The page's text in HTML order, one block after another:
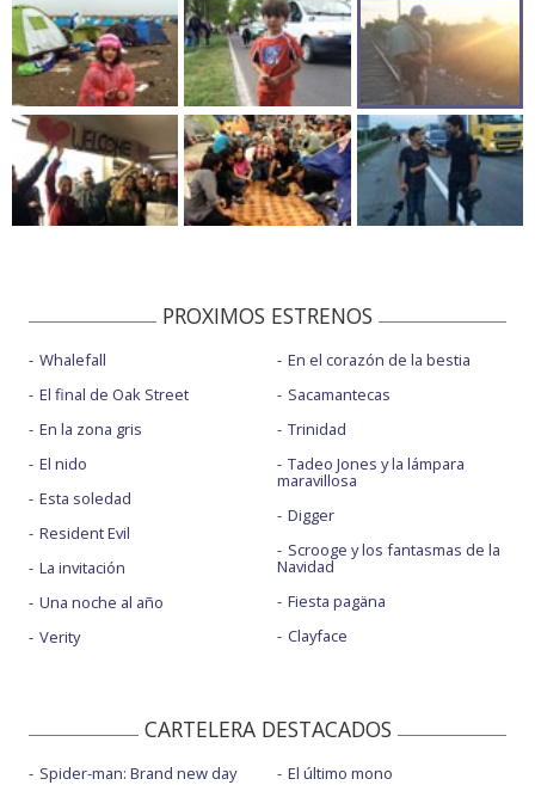
PROXIMOS ESTRENOS
Whalefall
El final de Oak Street
En la zona gris
El nido
Esta soledad
Resident Evil
La invitación
Una noche al año
Verity
En el corazón de la bestia
Sacamantecas
Trinidad
Tadeo Jones y la lámpara
maravillosa
Digger
Scrooge y los fantasmas de la
Navidad
Fiesta pagäna
Clayface
CARTELERA DESTACADOS
Spider-man: Brand new day
El último mono